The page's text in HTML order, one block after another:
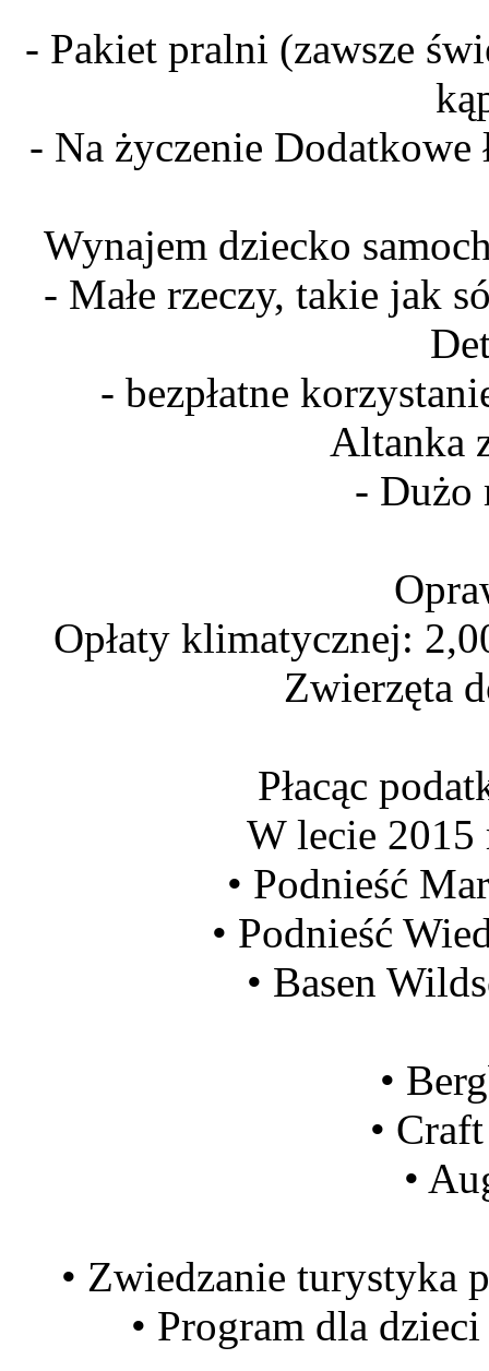
- Pakiet pralni (zawsze
- Na życzenie Dodatkowe
Wynajem dziecko
- Małe rzeczy, takie jak
- bezpłatne
Altanka
- Dużo
Opłaty klimatycznej:
Zwierzęta
Płacąc
W lecie 2015
• Podnieść
• Podnieść
• Basen
•
•
•
• Zwiedzanie turystyka
• Program dla